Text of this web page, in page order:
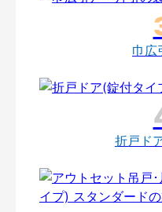
巾広
折戸ド